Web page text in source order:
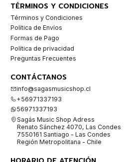
TÉRMINOS Y CONDICIONES
Términos y Condiciones
Política de Envíos
Formas de Pago
Política de privacidad
Preguntas Frecuentes
CONTÁCTANOS
info@sagasmusicshop.cl
+56971337193
56971337193
Sagás Music Shop Adress
Renato Sánchez 4070, Las Condes
7550161 Santiago - Las Condes
Región Metropolitana - Chile